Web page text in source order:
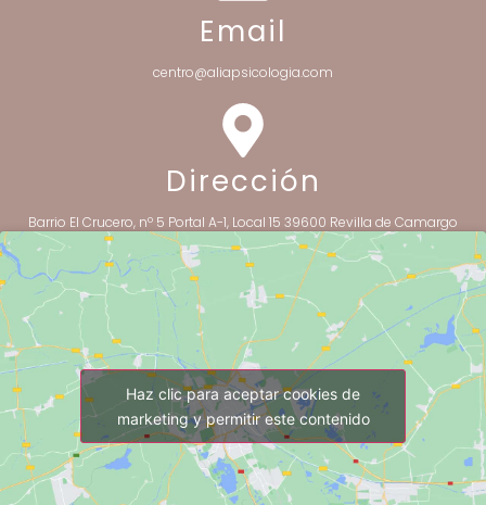
Email
centro@aliapsicologia.com
Dirección
Barrio El Crucero, nº 5 Portal A-1, Local 15 39600 Revilla de Camargo
Haz clic para aceptar cookies de
marketing y permitir este contenido